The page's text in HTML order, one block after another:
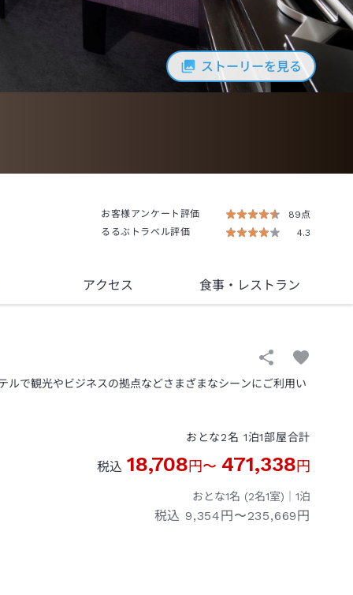
ストーリーを見る
お客様アンケート評価
89点
るるぶトラベル評価
4.3
アクセス 食事・レストラン
ルで観光やビジネスの拠点などさまざまなシーンにご利用い
おとな2名 1泊1部屋合計
税込 18,708円〜 471,338円
おとな1名 (2名1室)｜ 1泊
税込 9,354円〜235,669円